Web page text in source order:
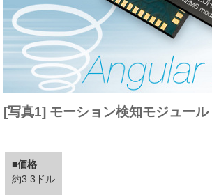
[写真1] モーション検知モジュー
■価格
約3.3ドル